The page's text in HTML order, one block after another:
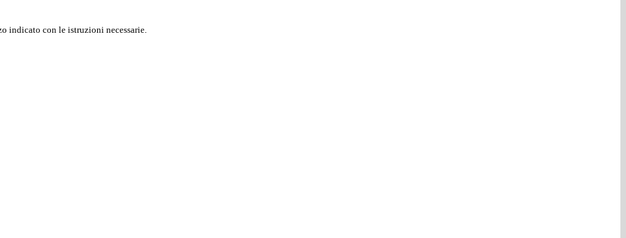
indicato con le istruzioni necessarie.